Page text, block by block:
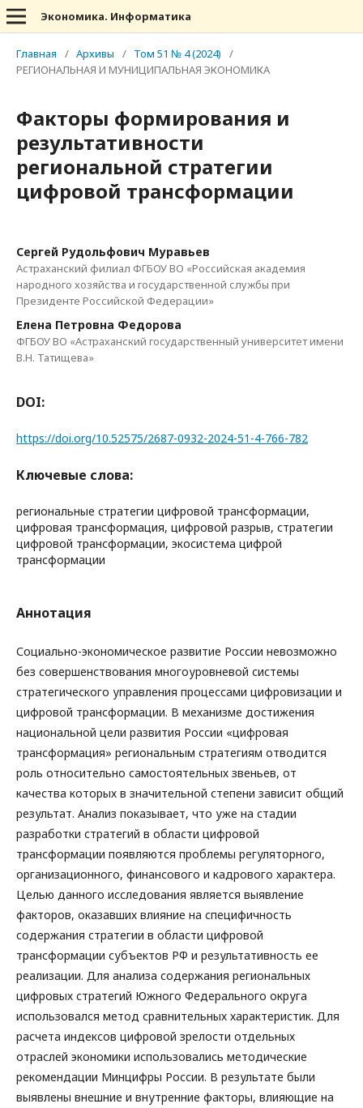
Экономика. Информатика
Главная / Архивы / Том 51 № 4 (2024)
/
РЕГИОНАЛЬНАЯ И МУНИЦИПАЛЬНАЯ ЭКОНОМИКА
Факторы формирования и
результативности
региональной стратегии
цифровой трансформации
Сергей Рудольфович Муравьев
Астраханский филиал ФГБОУ ВО «Российская академия
народного хозяйства и государственной службы при
Президенте Российской Федерации»
Елена Петровна Федорова
ФГБОУ ВО «Астраханский государственный университет имени
В.Н. Татищева»
DOI:
https://doi.org/10.52575/2687-0932-2024-51-4-766-782
Ключевые слова:
региональные стратегии цифровой трансформации,
цифровая трансформация, цифровой разрыв, стратегии
цифровой трансформации, экосистема цифрой
трансформации
Аннотация
Социально-экономическое развитие России невозможно
без совершенствования многоуровневой системы
стратегического управления процессами цифровизации и
цифровой трансформации. В механизме достижения
национальной цели развития России «цифровая
трансформация» региональным стратегиям отводится
роль относительно самостоятельных звеньев, от
качества которых в значительной степени зависит общий
результат. Анализ показывает, что уже на стадии
разработки стратегий в области цифровой
трансформации появляются проблемы регуляторного,
организационного, финансового и кадрового характера.
Целью данного исследования является выявление
факторов, оказавших влияние на специфичность
содержания стратегии в области цифровой
трансформации субъектов РФ и результативность ее
реализации. Для анализа содержания региональных
цифровых стратегий Южного Федерального округа
использовался метод сравнительных характеристик. Для
расчета индексов цифровой зрелости отдельных
отраслей экономики использовались методические
рекомендации Минцифры России. В результате были
выявлены внешние и внутренние факторы, влияющие на